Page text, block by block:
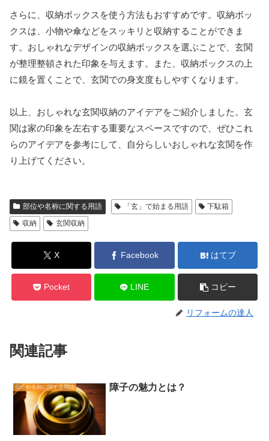
さらに、収納ボックスを使う方法もおすすめです。収納ボッ
クスは、小物や傘などをスッキリと収納することができま
す。おしゃれなデザインの収納ボックスを選ぶことで、玄関
が整理整頓された印象を与えます。また、収納ボックスの上
に鏡を置くことで、玄関での身支度もしやすくなります。
以上、おしゃれな玄関収納のアイデアをご紹介しました。玄
関は家の印象を左右する重要なスペースですので、ぜひこれ
らのアイデアを参考にして、自分らしいおしゃれな玄関を作
り上げてください。
部位や名称に関する用語 「玄」で始まる用語
下駄箱
収納
玄関収納
X Facebook はてブ
Pocket LINE コピー
リフォームの達人
関連記事
部位や名称に関する用語 障子の魅力とは？